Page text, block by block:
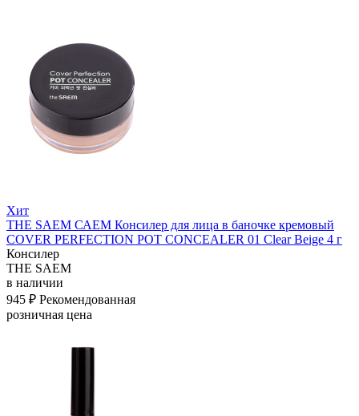
Хит
THE SAEM САЕМ Консилер для лица в баночке кремовый
COVER PERFECTION POT CONCEALER 01 Clear Beige 4 г
Консилер
THE SAEM
в наличии
945 ₽ Рекомендованная
розничная цена